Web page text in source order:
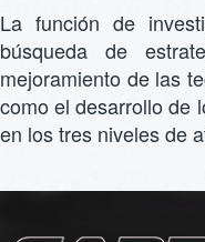
La función de
búsqueda de
mejoramiento de las
como el desarrollo de
en los tres niveles de